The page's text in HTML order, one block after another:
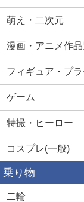
萌え・二次元
漫画・アニメ作品
フィギュア・プ
ゲーム
特撮・ヒーロー
コスプレ(一般)
乗り物
二輪